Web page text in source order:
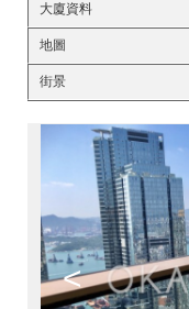
大廈資料
地圖
街景
<